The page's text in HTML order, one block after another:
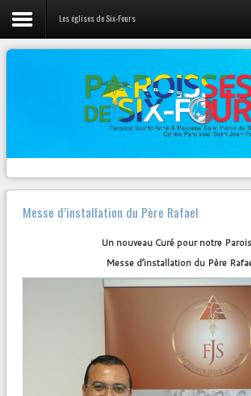
Vie de la Paroisse
Les églises de Six-Fours
LIENS
L'évangile du jour
Canção Nova
Webradio 100% musique Chrétienne
Diocèse Fréjus-Toulon
Radios
PAGE FACEBOOK
RENCEÉSOTERISME - EXORCISME
PAR LE P. FROPPO
Messe d’installation du Père Rafael
Un nouveau Curé pour notre
Messe d’installation du Père